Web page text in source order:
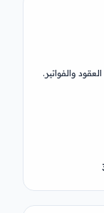
والفواتير.